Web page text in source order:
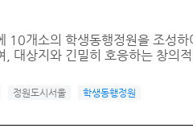
10개소의 학생동행정원을 조성
, 대상지와 긴밀히 호응하는 창의
정원도시서울 학생동행정원